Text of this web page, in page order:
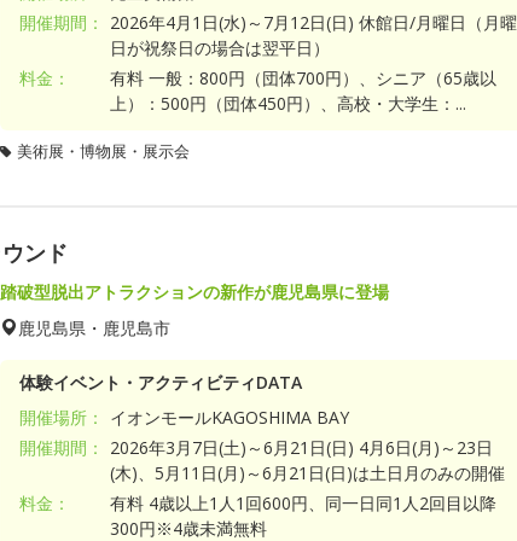
開催期間：
2026年4月1日(水)～7月12日(日) 休館日/月曜日（月曜
日が祝祭日の場合は翌平日）
料金：
有料 一般：800円（団体700円）、シニア（65歳以
上）：500円（団体450円）、高校・大学生：...
美術展・博物展・展示会
ンド
踏破型脱出アトラクションの新作が鹿児島県に登場
鹿児島県・鹿児島市
体験イベント・アクティビティDATA
開催場所：
イオンモールKAGOSHIMA BAY
開催期間：
2026年3月7日(土)～6月21日(日) 4月6日(月)～23日
(木)、5月11日(月)～6月21日(日)は土日月のみの開催
料金：
有料 4歳以上1人1回600円、同一日同1人2回目以降
300円※4歳未満無料